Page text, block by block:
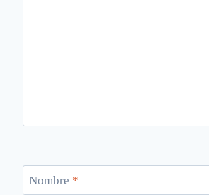
Nombre *